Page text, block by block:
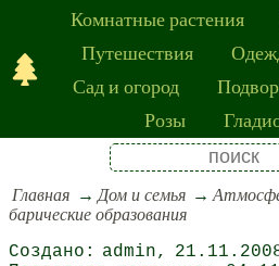
Комнатные растения
Путешествия
Сад и огород
Розы
Главная Дом и семья
барические образования
admin